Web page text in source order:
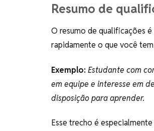
Resumo de
O resumo de qualificações
rapidamente o que você
Exemplo: Estudante com
em equipe e interesse em
disposição para aprender.
Esse trecho é